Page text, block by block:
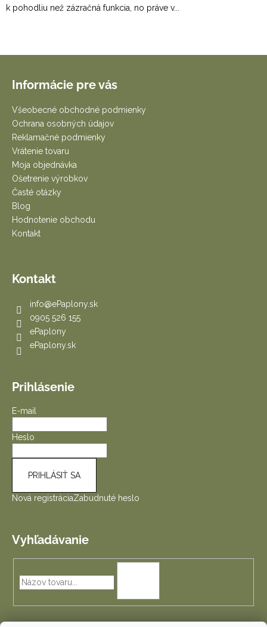
k pohodliu než zázračná funkcia, no práve v...
Informácie pre vás
Všeobecné obchodné podmienky
Ochrana osobných údajov
Reklamačné podmienky
Vrátenie tovaru
Moja objednávka
Ošetrenie výrobkov
Časté otázky
Blog
Hodnotenie obchodu
Kontakt
Kontakt
info@ePaplony.sk
0905 526 155
ePaplony
ePaplony.sk
Prihlásenie
E-mail
Heslo
PRIHLÁSIŤ SA
Nová registráciaZabudnuté heslo
Vyhľadávanie